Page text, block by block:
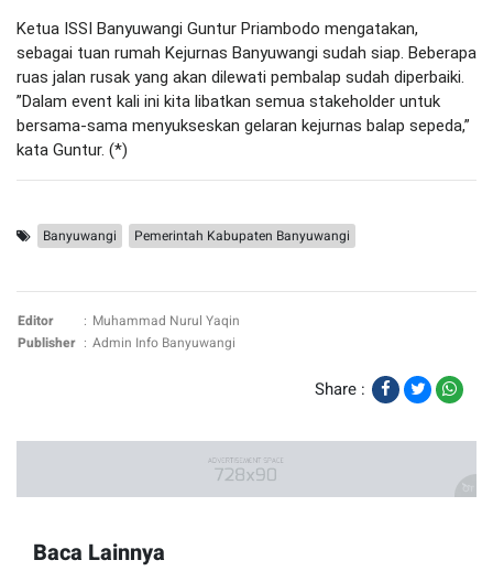
Ketua ISSI Banyuwangi Guntur Priambodo mengatakan,
sebagai tuan rumah Kejurnas Banyuwangi sudah siap. Beberapa
ruas jalan rusak yang akan dilewati pembalap sudah diperbaiki.
”Dalam event kali ini kita libatkan semua stakeholder untuk
bersama-sama menyukseskan gelaran kejurnas balap sepeda,”
kata Guntur. (*)
Banyuwangi Pemerintah Kabupaten Banyuwangi
Editor : Muhammad Nurul Yaqin
Publisher : Admin Info Banyuwangi
Share :
Baca Lainnya